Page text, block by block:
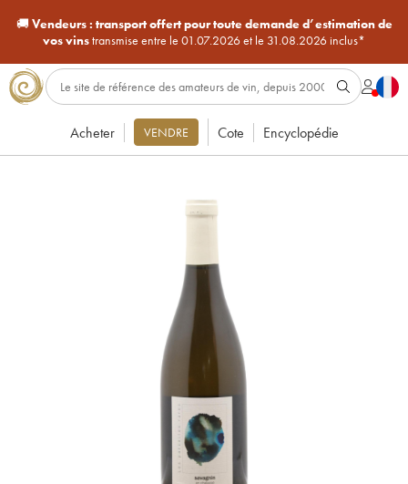
🚚Vendeurs : transport offert pour toute demande d’estimation de
vos vinstransmise entre le 01.07.2026 et le 31.08.2026 inclus*
Acheter VENDRE Cote Encyclopédie